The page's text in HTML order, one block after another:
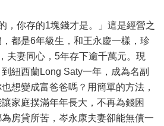
，你存的1塊錢才是。」這是經營之
都是6年級生，和王永慶一樣，珍
夫妻同心，5年存下逾千萬元。現
紐西蘭Long Saty一年，成為名副
想變成富爸爸嗎？用簡單的方法，
家庭撲滿年年長大，不再為錢困
房貸所苦，岑永康夫妻卻能無債一